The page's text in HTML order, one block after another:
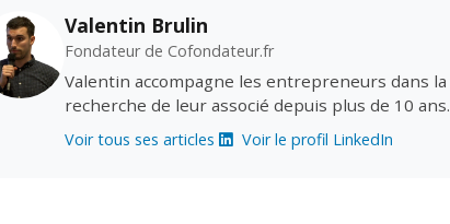
Valentin Brulin
Fondateur de Cofondateur.fr
Valentin accompagne les entrepreneurs dans la
recherche de leur associé depuis plus de 10 ans.
Voir tous ses articles Voir le profil LinkedIn